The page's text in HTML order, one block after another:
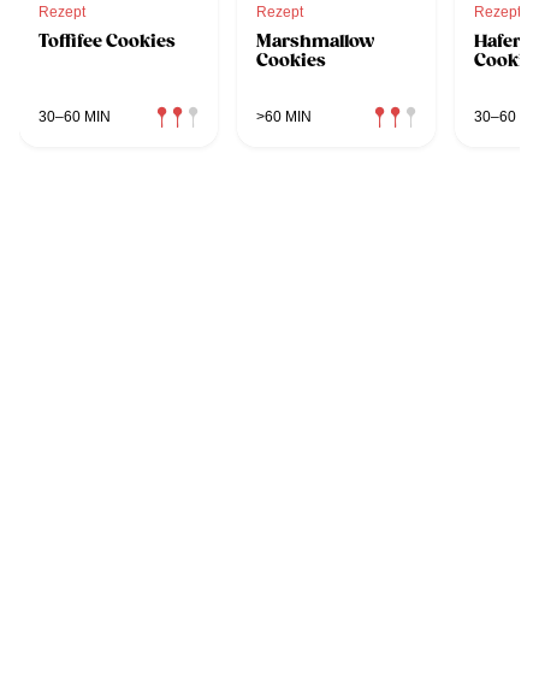
Rezept
Toffifee Cookies
30–60 MIN
Rezept
Marshmallow
Cookies
>60 MIN
Rezept
30–60